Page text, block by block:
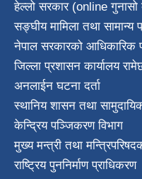
हेल्लो सरकार (online गुनासो
सङ्घीय मामिला तथा
नेपाल सरकारको आधिकारिक
जिल्ला प्रशासन कार्यालय
अनलाईन घटना दर्ता
स्थानिय शासन तथा
केन्द्रिय पञ्जिकरण विभाग
मुख्य मन्त्री तथा
राष्ट्रिय पुननिर्माण प्राधिकरण